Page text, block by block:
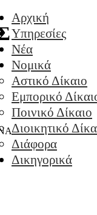
Αρχική
Υπηρεσίες
Νέα
Νομικά
Αστικό Δίκαιο
Εμπορικό
Ποινικό Δίκαιο
Διοικητικό
Διάφορα
Δικηγορικά